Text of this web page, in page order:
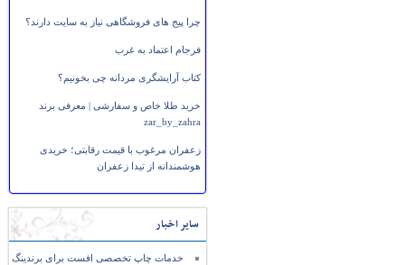
چرا پیج های فروشگاهی نیاز به سایت دارند؟
فرجام اعتماد به غرب
کتاب آرایشگری مردانه چی بخونیم؟
خرید طلا خاص و سفارشی | معرفی برند
zar_by_zahra
زعفران مرغوب با قیمت رقابتی؛ خریدی
هوشمندانه از تیدا زعفران
سایر اخبار
خدمات چاپ تخصصی افست برای برندینگ